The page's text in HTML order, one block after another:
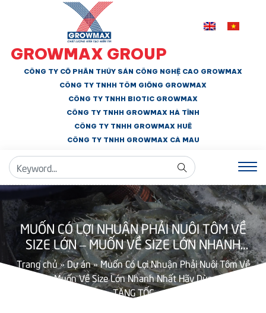
GROWMAX GROUP
CÔNG TY CỔ PHẦN THỦY SẢN CÔNG NGHỆ CAO GROWMAX
CÔNG TY TNHH TÔM GIỐNG GROWMAX
CÔNG TY TNHH BIOTIC GROWMAX
CÔNG TY TNHH GROWMAX HÀ TĨNH
CÔNG TY TNHH GROWMAX HUẾ
CÔNG TY TNHH GROWMAX CÀ MAU
MUỐN CÓ LỢI NHUẬN PHẢI NUÔI TÔM VỀ
SIZE LỚN – MUỐN VỀ SIZE LỚN NHANH
NHẤT HÃY DÙNG SPECIFIC TĂNG TỐC
Trang chủ»Dự án»Muốn Có Lợi Nhuận Phải Nuôi Tôm Về
Size Lớn – Muốn Về Size Lớn Nhanh Nhất Hãy Dùng SPECIFIC
TĂNG TỐC